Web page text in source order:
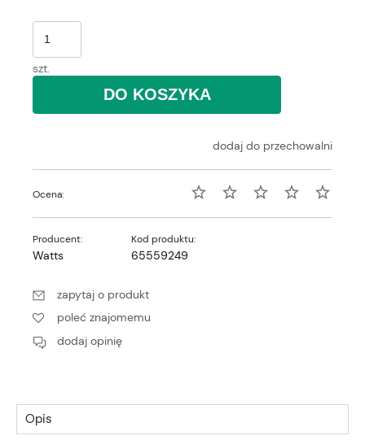
szt.
DO KOSZYKA
dodaj do przechowalni
Ocena:
Producent:
Watts
Kod produktu:
65559249
zapytaj o produkt
poleć znajomemu
dodaj opinię
Opis